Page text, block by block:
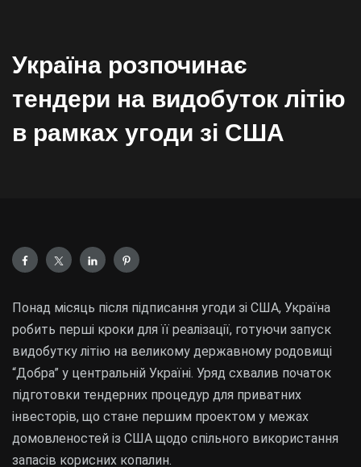
Україна розпочинає
тендери на видобуток літію
в рамках угоди зі США
Понад місяць після підписання угоди зі США, Україна
робить перші кроки для її реалізації, готуючи запуск
видобутку літію на великому державному родовищі
“Добра” у центральній Україні. Уряд схвалив початок
підготовки тендерних процедур для приватних
інвесторів, що стане першим проектом у межах
домовленостей із США щодо спільного використання
запасів корисних копалин.